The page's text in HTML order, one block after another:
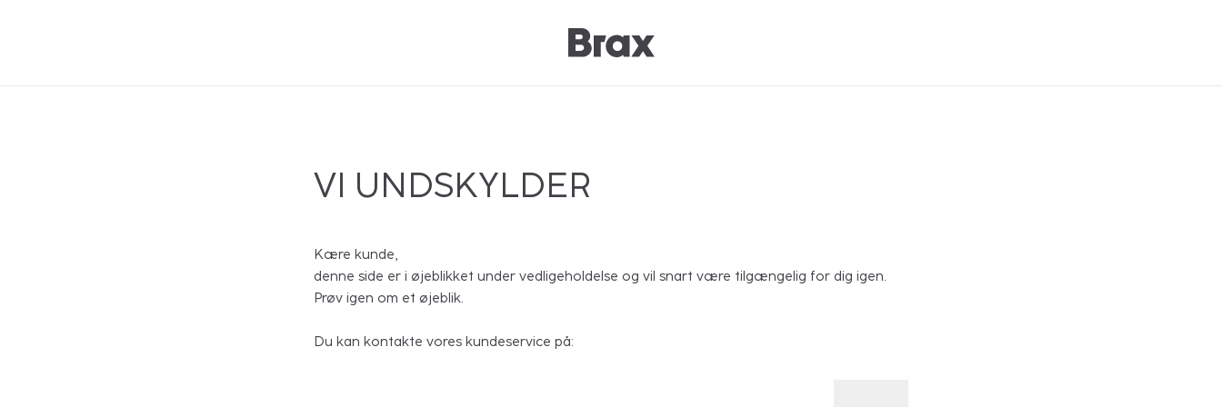
VI UNDSKYLDER
Kære kunde,
denne side er i øjeblikket under vedligeholdelse og vil snart være tilgængelig for dig igen.
Prøv igen om et øjeblik.
Du kan kontakte vores kundeservice på: